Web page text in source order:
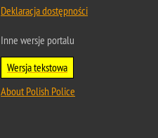
Deklaracja dostępności
Inne wersje portalu
Wersja tekstowa
About Polish Police